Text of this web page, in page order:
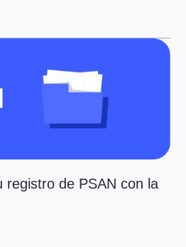
registro de PSAN con la